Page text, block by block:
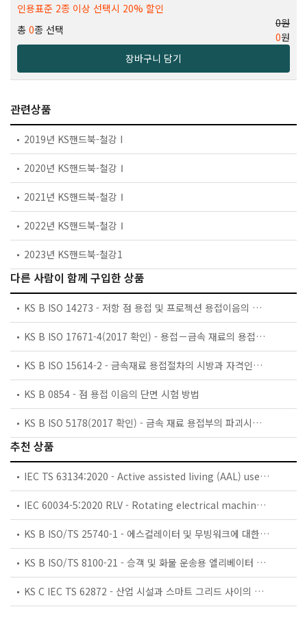
인용표준 2종 이상 선택시 20% 할인
총 0종 선택
0원
0원
장바구니 담기
관련상품
2019년 KS핸드북-철강 I
2020년 KS핸드북-철강Ⅰ
2021년 KS핸드북-철강Ⅰ
2022년 KS핸드북-철강Ⅰ
2023년 KS핸드북-철강1
다른 사람이 함께 구입한 상품
KS B ISO 14273 - 저항 점 용접 및 프로젝션 용접이음의 전단시험에 대한 시험편 치수 및 시험방법
KS B ISO 17671-4(2017 확인) - 용접－금속 재료의 용접에 대한 추천－제4부：알루미늄 및 알루미늄합금의 용접
KS B ISO 15614-2 - 금속재료 용접절차의 시방과 자격인정 — 용접절차시험 — 제2부: 주조 및 소성 가공용 알루미늄과 그 합금의 아크 용접
KS B 0854 - 점 용접 이음의 단면 시험 방법
KS B ISO 5178(2017 확인) - 금속 재료 용접부의 파괴시험－용융 용접부의 종방향 인장시험
추천 상품
IEC TS 63134:2020 - Active assisted living (AAL) use cases
IEC 60034-5:2020 RLV - Rotating electrical machines - Part 5: Degrees of protection provided by the integral design of rotating electrical machines (IP code) - Classification
KS B ISO/TS 25740-1 - 에스컬레이터 및 무빙워크에 대한 안전요건 — 제1부: 세계공통 필수 안전요건(GESRs)
KS B ISO/TS 8100-21 - 승객 및 화물 운송용 엘리베이터 —제21부: 세계공통 필수안전요건(GESRs)을 충족하는 세계공통 안전 파라미터(GSPs)
KS C IEC TS 62872 - 산업 시설과 스마트 그리드 사이의 산업 공정 측정, 제어 및 자동화 시스템 인터페이스